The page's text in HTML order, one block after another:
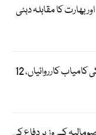
پاکستان اور بھارت کا مقابلہ دبئی
بلوچستان میں سیکیورٹی فورسز کی کامیاب کارروائیاں، 12